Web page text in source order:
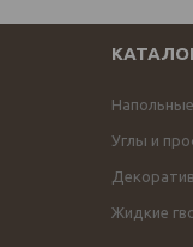
Углы и
Жидкие